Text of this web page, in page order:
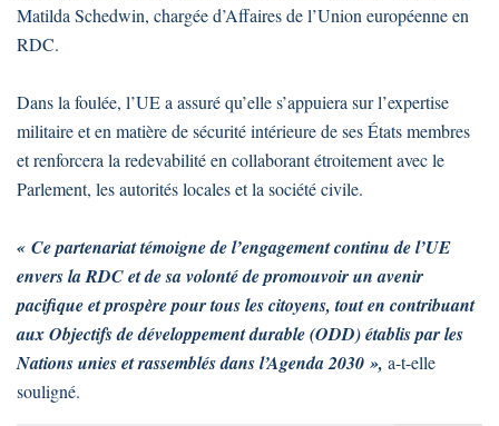
Matilda Schedwin, chargée d’Affaires de l’Union européenne en
RDC.
Dans la foulée, l’UE a assuré qu’elle s’appuiera sur l’expertise
militaire et en matière de sécurité intérieure de ses États membres
et renforcera la redevabilité en collaborant étroitement avec le
Parlement, les autorités locales et la société civile.
« Ce partenariat témoigne de l’engagement continu de l’UE
envers la RDC et de sa volonté de promouvoir un avenir
pacifique et prospère pour tous les citoyens, tout en contribuant
aux Objectifs de développement durable (ODD) établis par les
Nations unies et rassemblés dans l’Agenda 2030 », a-t-elle
souligné.